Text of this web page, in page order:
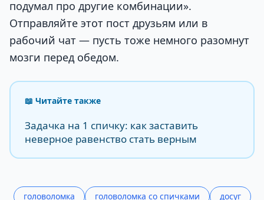
подумал про другие комбинации».
Отправляйте этот пост друзьям или в
рабочий чат — пусть тоже немного разомнут
мозги перед обедом.
📖 Читайте также
Задачка на 1 спичку: как заставить
неверное равенство стать верным
головоломка головоломка со спичками досуг